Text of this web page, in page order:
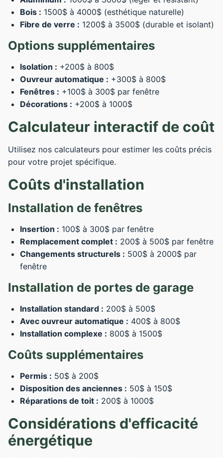
Bois : 1500$ à 4000$ (esthétique naturelle)
Fibre de verre : 1200$ à 3500$ (durable et isolant)
Options supplémentaires
Isolation : +200$ à 800$
Ouvreur automatique : +300$ à 800$
Fenêtres : +100$ à 300$ par fenêtre
Décorations : +200$ à 1000$
Calculateur interactif de coût
Utilisez nos calculateurs pour estimer les coûts précis
pour votre projet spécifique.
Coûts d'installation
Installation de fenêtres
Insertion : 100$ à 300$ par fenêtre
Remplacement complet : 200$ à 500$ par fenêtre
Changements structurels : 500$ à 2000$ par
fenêtre
Installation de portes de garage
Installation standard : 200$ à 500$
Avec ouvreur automatique : 400$ à 800$
Installation complexe : 800$ à 1500$
Coûts supplémentaires
Permis : 50$ à 200$
Disposition des anciennes : 50$ à 150$
Réparations de toit : 200$ à 1000$
Considérations d'efficacité
énergétique